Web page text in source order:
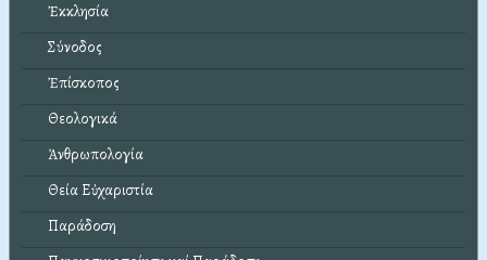
Ἐκκλησία
Σύνοδος
Ἐπίσκοπος
Θεολογικά
Ἀνθρωπολογία
Θεία Εὐχαριστία
Παράδοση